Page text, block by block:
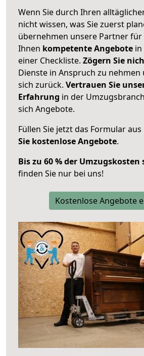
Wenn Sie durch Ihren
nicht wissen, was Sie zuerst
übernehmen unsere Partner für
Ihnen kompetente Angebote
einer Checkliste. Zögern Sie
Dienste in Anspruch zu nehmen
sich zurück. Vertrauen Sie
Erfahrung in der
sich Angebote.
Füllen Sie jetzt das Formular aus
Sie kostenlose Angebote.
Bis zu 60 % der Umzugskosten
finden Sie nur bei uns!
Kostenlose Angebote